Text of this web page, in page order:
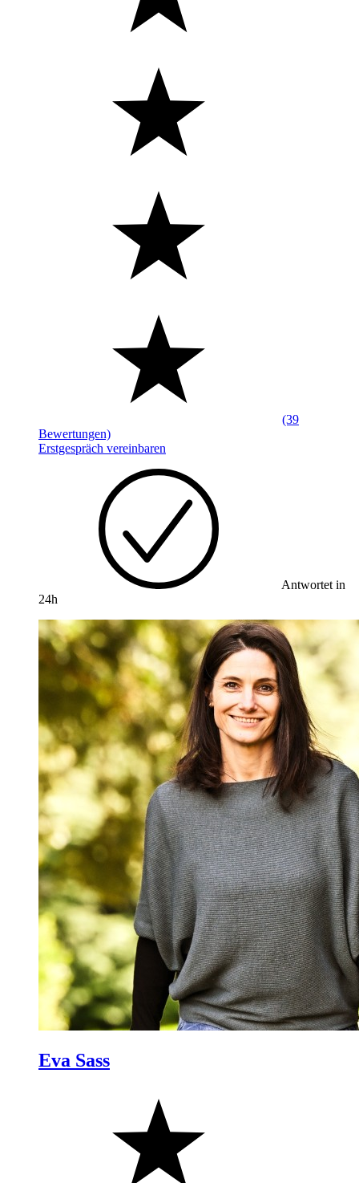
(39
Bewertungen)
Erstgespräch vereinbaren
Antwortet in
24h
Eva Sass